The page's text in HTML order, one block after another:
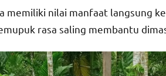
nilai manfaat langsung
rasa saling membantu